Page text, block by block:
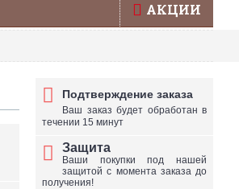
АКЦИИ
- уточняйте по телефону
Подтверждение заказа
Ваш заказ будет обработан в
течении 15 минут
Защита
Ваши покупки под нашей
защитой с момента заказа до
получения!